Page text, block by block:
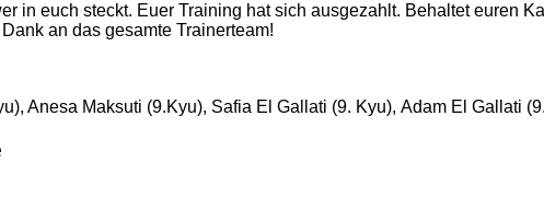
in euch steckt. Euer Training hat sich ausgezahlt. Behaltet euren
an das gesamte Trainerteam!
Anesa Maksuti (9.Kyu), Safia El Gallati (9. Kyu), Adam El Gallati